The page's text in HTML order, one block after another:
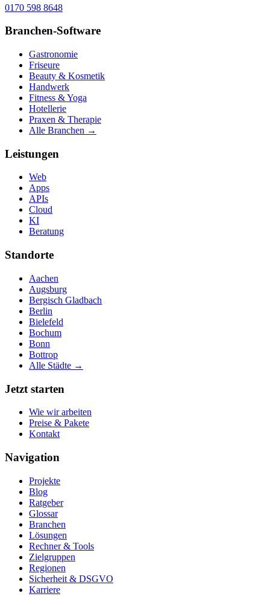
0170 598 8648
Branchen-Software
Gastronomie
Friseure
Beauty & Kosmetik
Handwerk
Fitness & Yoga
Hotellerie
Praxen & Therapie
Alle Branchen →
Leistungen
Web
Apps
APIs
Cloud
KI
Beratung
Standorte
Aachen
Augsburg
Bergisch Gladbach
Berlin
Bielefeld
Bochum
Bonn
Bottrop
Alle Städte →
Jetzt starten
Wie wir arbeiten
Preise & Pakete
Kontakt
Navigation
Projekte
Blog
Ratgeber
Glossar
Branchen
Lösungen
Rechner & Tools
Zielgruppen
Regionen
Sicherheit & DSGVO
Karriere